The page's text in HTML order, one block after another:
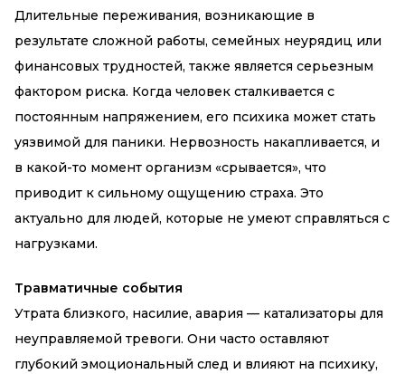
Длительные переживания, возникающие в
результате сложной работы, семейных неурядиц или
финансовых трудностей, также является серьезным
фактором риска. Когда человек сталкивается с
постоянным напряжением, его психика может стать
уязвимой для паники. Нервозность накапливается, и
в какой-то момент организм «срывается», что
приводит к сильному ощущению страха. Это
актуально для людей, которые не умеют справляться с
нагрузками.
Травматичные события
Утрата близкого, насилие, авария — катализаторы для
неуправляемой тревоги. Они часто оставляют
глубокий эмоциональный след и влияют на психику,